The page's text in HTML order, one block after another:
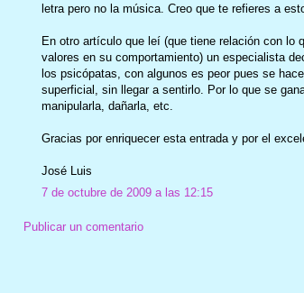
letra pero no la música. Creo que te refieres a
En otro artículo que leí (que tiene relación con lo
valores en su comportamiento) un especialista
los psicópatas, con algunos es peor pues se
superficial, sin llegar a sentirlo. Por lo que se
manipularla, dañarla, etc.
Gracias por enriquecer esta entrada y por el
José Luis
7 de octubre de 2009 a las 12:15
Publicar un comentario